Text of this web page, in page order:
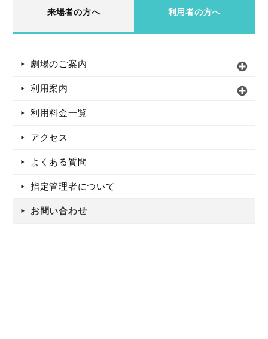
来場者の方へ 利用者の方へ
劇場のご案内
利用案内
利用料金一覧
アクセス
よくある質問
指定管理者について
お問い合わせ